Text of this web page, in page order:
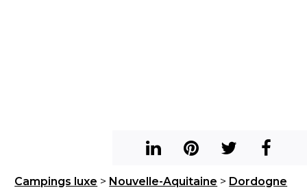
Campings luxe > Nouvelle-Aquitaine > Dordogne